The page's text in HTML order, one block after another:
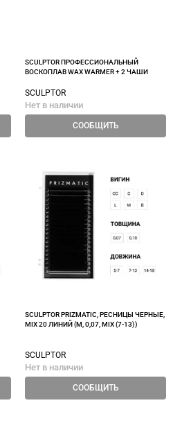
SCULPTOR ПРОФЕССИОНАЛЬНЫЙ
ВОСКОПЛАВ WAX WARMER + 2 ЧАШИ
SCULPTOR
Нет в наличии
СООБЩИТЬ
SCULPTOR PRIZMATIC, РЕСНИЦЫ ЧЕРНЫЕ,
MIX 20 ЛИНИЙ (M, 0,07, MIX (7-13))
SCULPTOR
Нет в наличии
СООБЩИТЬ